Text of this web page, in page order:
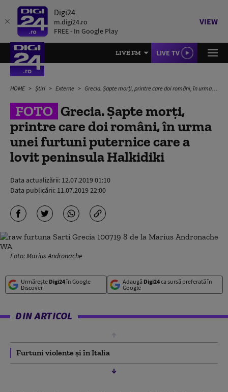
Digi24
m.digi24.ro
FREE - In Google Play
VIEW
LIVE FM LIVE TV
HOME Știri Externe Grecia. Șapte morți, printre care doi români, în urma unei furtuni puternice care a lovit peninsula Halkidiki
FOTO Grecia. Șapte morți,
printre care doi români, în urma
unei furtuni puternice care a
lovit peninsula Halkidiki
Data actualizării: 12.07.2019 01:10
Data publicării: 11.07.2019 22:00
Foto: Marius Andronache
Urmărește Digi24în Google
Discover
Adaugă Digi24ca sursă preferată în
Google
DIN ARTICOL
Furtuni violente și în Italia